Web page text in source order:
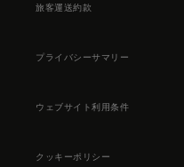
旅客運送約款
プライバシーサマリー
ウェブサイト利用条件
クッキーポリシー